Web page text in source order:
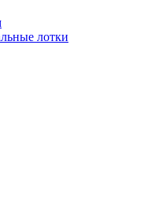
лотки